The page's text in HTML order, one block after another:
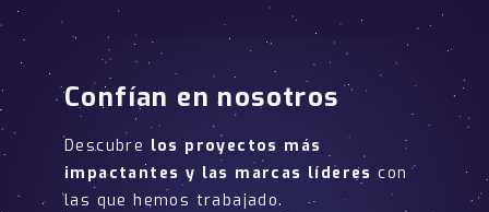
Confían en nosotros
Descubre los proyectos más
impactantes y las marcas líderes con
las que hemos trabajado.